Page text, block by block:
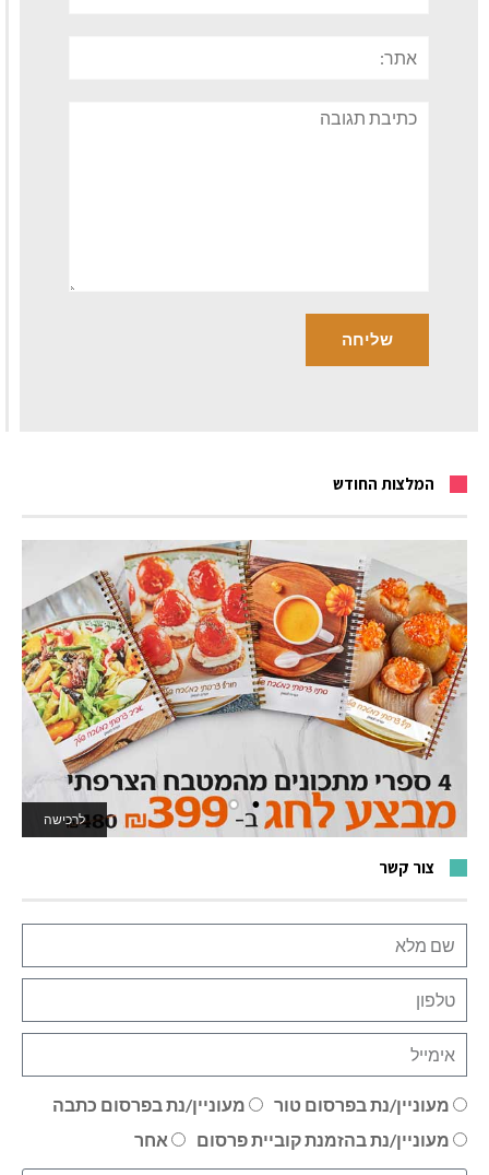
תגובה
המלצות החודש
לרכישה
לאתר המשחקים
צור קשר
מעוניין/נת בפרסום טור
מעוניין/נת בפרסום כתבה
מעוניין/נת בהזמנת קוביית פרסום
אחר